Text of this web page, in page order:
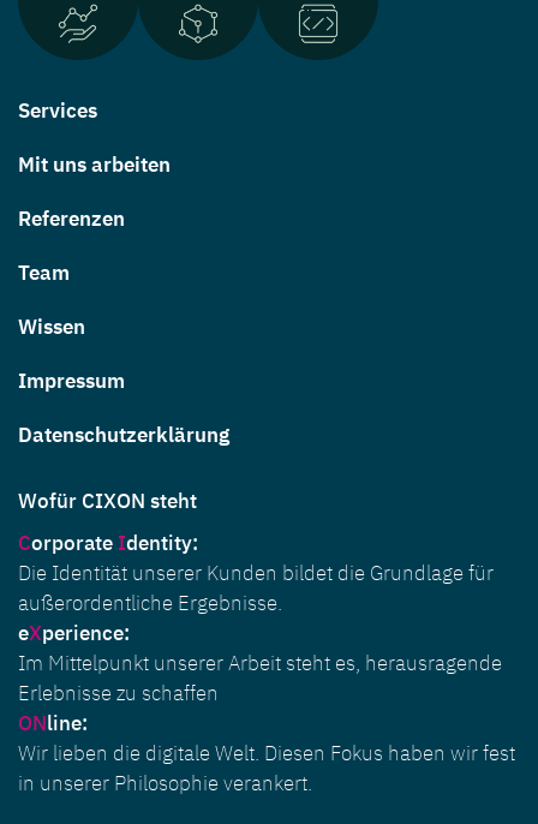
Services
Mit uns arbeiten
Referenzen
Team
Wissen
Impressum
Datenschutzerklärung
Wofür CIXON steht
Corporate Identity:
Die Identität unserer Kunden bildet die Grundlage für
außerordentliche Ergebnisse.
eXperience:
Im Mittelpunkt unserer Arbeit steht es, herausragende
Erlebnisse zu schaffen
ONline:
Wir lieben die digitale Welt. Diesen Fokus haben wir fest
in unserer Philosophie verankert.